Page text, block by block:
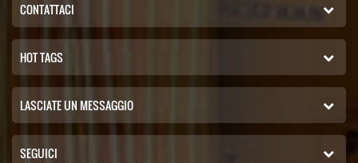
CONTATTACI
HOT TAGS
LASCIATE UN MESSAGGIO
SEGUICI